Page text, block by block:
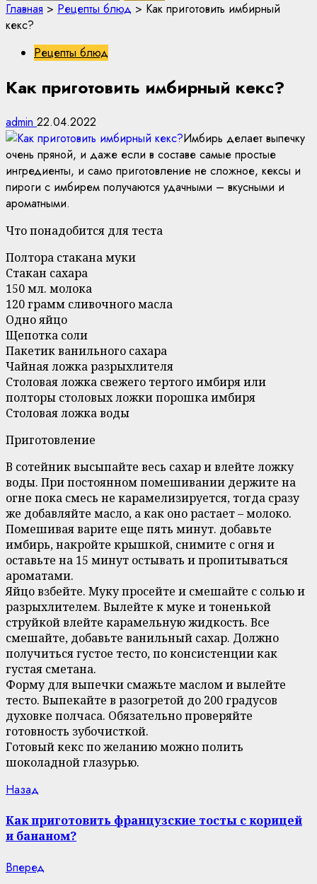
Главная > Рецепты блюд > Как приготовить имбирный
кекс?
Рецепты блюд
Как приготовить имбирный кекс?
admin 22.04.2022
Имбирь делает выпечку
очень пряной, и даже если в составе самые простые
ингредиенты, и само приготовление не сложное, кексы и
пироги с имбирем получаются удачными – вкусными и
ароматными.
Что понадобится для теста
Полтора стакана муки
Стакан сахара
150 мл. молока
120 грамм сливочного масла
Одно яйцо
Щепотка соли
Пакетик ванильного сахара
Чайная ложка разрыхлителя
Столовая ложка свежего тертого имбиря или
полторы столовых ложки порошка имбиря
Столовая ложка воды
Приготовление
В сотейник высыпайте весь сахар и влейте ложку
воды. При постоянном помешивании держите на
огне пока смесь не карамелизируется, тогда сразу
же добавляйте масло, а как оно растает – молоко.
Помешивая варите еще пять минут. добавьте
имбирь, накройте крышкой, снимите с огня и
оставьте на 15 минут остывать и пропитываться
ароматами.
Яйцо взбейте. Муку просейте и смешайте с солью и
разрыхлителем. Вылейте к муке и тоненькой
струйкой влейте карамельную жидкость. Все
смешайте, добавьте ванильный сахар. Должно
получиться густое тесто, по консистенции как
густая сметана.
Форму для выпечки смажьте маслом и вылейте
тесто. Выпекайте в разогретой до 200 градусов
духовке полчаса. Обязательно проверяйте
готовность зубочисткой.
Готовый кекс по желанию можно полить
шоколадной глазурью.
Continue
Reading
Назад
Как приготовить французские тосты с корицей
и бананом?
Вперед